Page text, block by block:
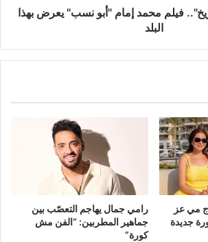
فيلم محمد إمام "أبو نسب" يعرض بهذا
البلد
مي عز
جديدة
رامي جمال يهاجم التعصّب بين
جماهير المطربين: “الفن مش
كورة”